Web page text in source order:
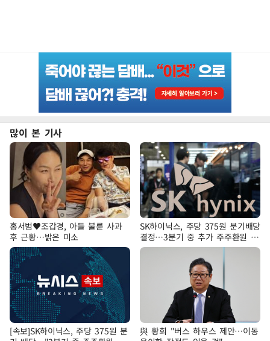
많이 본 기사
홍서범♥조갑경, 아들 불륜 사과
후 근황…밝은 미소
SK하이닉스, 주당 375원 분기배당
결정…3분기 중 추가 주주환원 발
표
[속보]SK하이닉스, 주당 375원 분
與 황희 "버스 하우스 제안…이동